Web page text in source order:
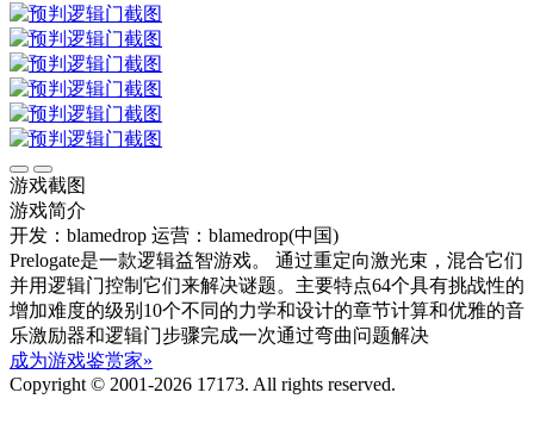
游戏截图
游戏简介
开发：blamedrop 运营：blamedrop(中国)
Prelogate是一款逻辑益智游戏。 通过重定向激光束，混合它们
并用逻辑门控制它们来解决谜题。主要特点64个具有挑战性的
增加难度的级别10个不同的力学和设计的章节计算和优雅的音
乐激励器和逻辑门步骤完成一次通过弯曲问题解决
成为游戏鉴赏家»
Copyright © 2001-2026 17173. All rights reserved.